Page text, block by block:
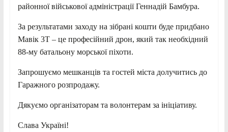
районної військової адміністрації Геннадій Бамбура.
За результатами заходу на зібрані кошти буде придбано
Мавік 3Т – це професійний дрон, який так необхідний
88-му батальону морської піхоти.
Запрошуємо мешканців та гостей міста долучитись до
Гаражного розпродажу.
Дякуємо організаторам та волонтерам за ініціативу.
Слава Україні!